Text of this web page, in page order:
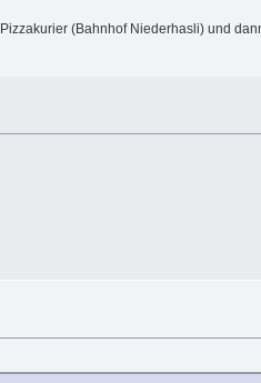
(Bahnhof Niederhasli) und